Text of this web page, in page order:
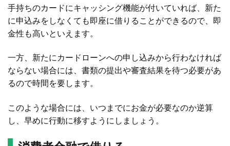
手持ちのカードにキャッシング機能が付いていれば、新た
に申込みをしなくても即座に借りることができるので、即
金性も高いといえます。
一方、新たにカードローンへの申し込みから行わなければ
ならない場合には、書類の提出や審査結果を待つ必要があ
るので時間を要します。
このような場合には、いつまでにお金が必要なのか逆算
し、早めに行動に移すようにしましょう。